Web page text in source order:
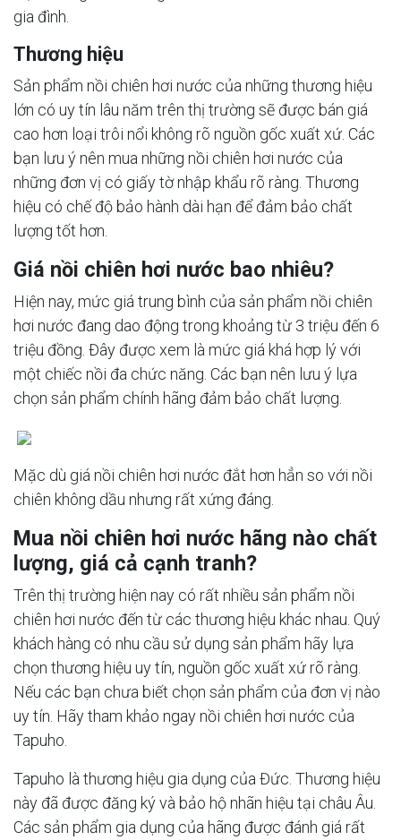
gia đình.
Thương hiệu
Sản phẩm nồi chiên hơi nước của những thương hiệu
lớn có uy tín lâu năm trên thị trường sẽ được bán giá
cao hơn loại trôi nổi không rõ nguồn gốc xuất xứ. Các
bạn lưu ý nên mua những nồi chiên hơi nước của
những đơn vị có giấy tờ nhập khẩu rõ ràng. Thương
hiệu có chế độ bảo hành dài hạn để đảm bảo chất
lượng tốt hơn.
Giá nồi chiên hơi nước bao nhiêu?
Hiện nay, mức giá trung bình của sản phẩm nồi chiên
hơi nước đang dao động trong khoảng từ 3 triệu đến 6
triệu đồng. Đây được xem là mức giá khá hợp lý với
một chiếc nồi đa chức năng. Các bạn nên lưu ý lựa
chọn sản phẩm chính hãng đảm bảo chất lượng.
Mặc dù giá nồi chiên hơi nước đắt hơn hẳn so với nồi
chiên không dầu nhưng rất xứng đáng.
Mua nồi chiên hơi nước hãng nào chất
lượng, giá cả cạnh tranh?
Trên thị trường hiện nay có rất nhiều sản phẩm nồi
chiên hơi nước đến từ các thương hiệu khác nhau. Quý
khách hàng có nhu cầu sử dụng sản phẩm hãy lựa
chọn thương hiệu uy tín, nguồn gốc xuất xứ rõ ràng.
Nếu các bạn chưa biết chọn sản phẩm của đơn vị nào
uy tín. Hãy tham khảo ngay nồi chiên hơi nước của
Tapuho.
Tapuho là thương hiệu gia dụng của Đức. Thương hiệu
này đã được đăng ký và bảo hộ nhãn hiệu tại châu Âu.
Các sản phẩm gia dụng của hãng được đánh giá rất